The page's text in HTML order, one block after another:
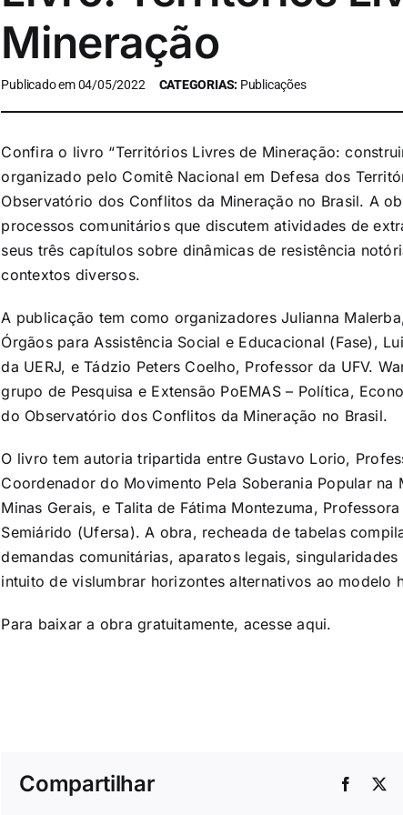
Mineração
Publicado em 04/05/2022 CATEGORIAS: Publicações
Confira o livro “Territórios Livres de Mineração:
organizado pelo Comitê Nacional em Defesa dos
Observatório dos Conflitos da Mineração no Brasil. A
processos comunitários que discutem atividades de
seus três capítulos sobre dinâmicas de resistência
contextos diversos.
A publicação tem como organizadores Julianna
Órgãos para Assistência Social e Educacional (Fase),
da UERJ, e Tádzio Peters Coelho, Professor da UFV.
grupo de Pesquisa e Extensão PoEMAS – Política,
do Observatório dos Conflitos da Mineração no Brasil.
O livro tem autoria tripartida entre Gustavo Lorio,
Coordenador do Movimento Pela Soberania Popular
Minas Gerais, e Talita de Fátima Montezuma,
Semiárido (Ufersa). A obra, recheada de tabelas
demandas comunitárias, aparatos legais,
intuito de vislumbrar horizontes alternativos ao modelo
Para baixar a obra gratuitamente, acesseaqui.
Compartilhar